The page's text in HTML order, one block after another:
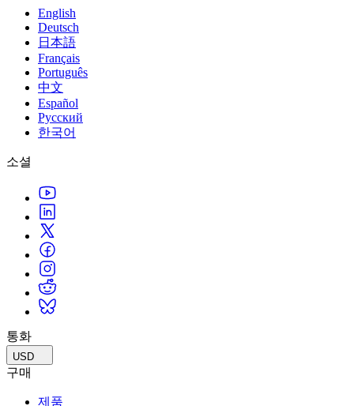
English
Deutsch
日本語
Français
Português
中文
Español
Русский
한국어
소셜
통화
USD
구매
제품